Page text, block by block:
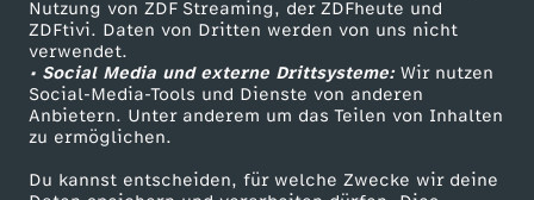
Nutzung von ZDF Streaming, der ZDFheute und
ZDFtivi. Daten von Dritten werden von uns nicht
verwendet.
• Social Media und externe Drittsysteme:Wir nutzen
Social-Media-Tools und Dienste von anderen
Anbietern. Unter anderem um das Teilen von Inhalten
zu ermöglichen.
Du kannst entscheiden, für welche Zwecke wir deine
u
n
t
ZDF Unternehmen
Karriere
ZDF goes Schule